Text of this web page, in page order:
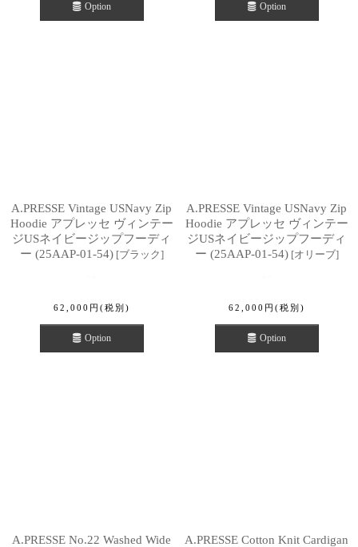
Option Option
A.PRESSE Vintage USNavy Zip
Hoodie アプレッセ ヴィンテー
ジUSネイビージップフーディ
ー (25AAP-01-54) [ブラック]
62,000 円 (税別)
Option
A.PRESSE Vintage USNavy Zip
Hoodie アプレッセ ヴィンテー
ジUSネイビージップフーディ
ー (25AAP-01-54) [オリーブ]
62,000 円 (税別)
Option
A.PRESSE No.22 Washed Wide
A.PRESSE Cotton Knit Cardigan